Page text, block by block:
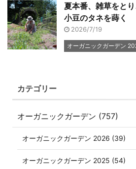
夏本番、雑草をと
小豆のタネを蒔く
2026/7/19
オーガニックガーデン
カテゴリー
オーガニックガーデン (757)
オーガニックガーデン 2026 (39)
オーガニックガーデン 2025 (54)